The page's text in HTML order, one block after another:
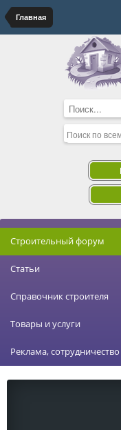
Главная
Строительный форум
Статьи
Справочник строителя
Товары и услуги
Реклама, сотрудничество